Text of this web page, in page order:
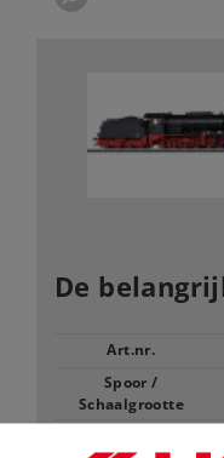
De
Art.nr.
Spoor /
Schaalgrootte